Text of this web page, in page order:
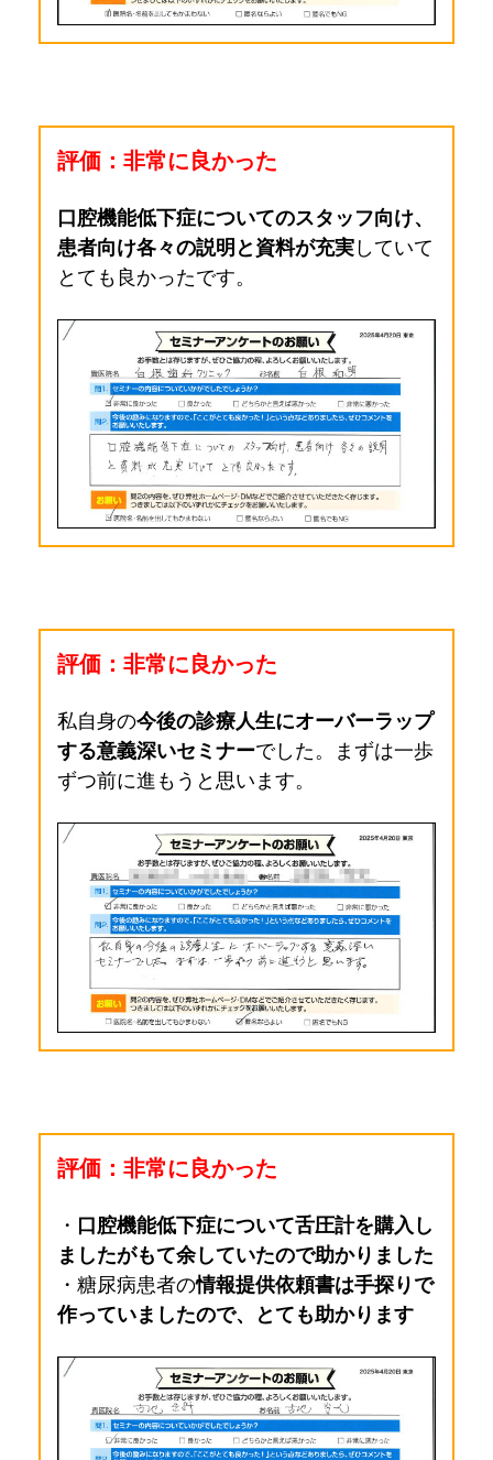
評価：非常に良かった
口腔機能低下症についてのスタッフ向け、
患者向け各々の説明と資料が充実 していて
とても良かったです。
評価：非常に良かった
私自身の今後の診療人生にオーバーラップ
する意義深いセミナーでした。まずは一歩
ずつ前に進もうと思います。
評価：非常に良かった
・ 口腔機能低下症について舌圧計を購入し
ましたがもて余していたので助かりました
・糖尿病患者の情報提供依頼書は手探りで
作っていましたので、とても助かります